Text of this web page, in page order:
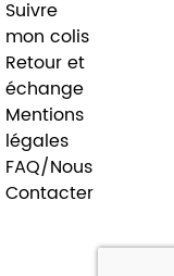
Suivre
mon colis
Retour et
échange
Mentions
légales
FAQ/Nous
Contacter